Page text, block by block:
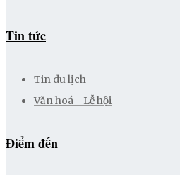
Tin tức
Tin du lịch
Văn hoá - Lễ hội
Điểm đến